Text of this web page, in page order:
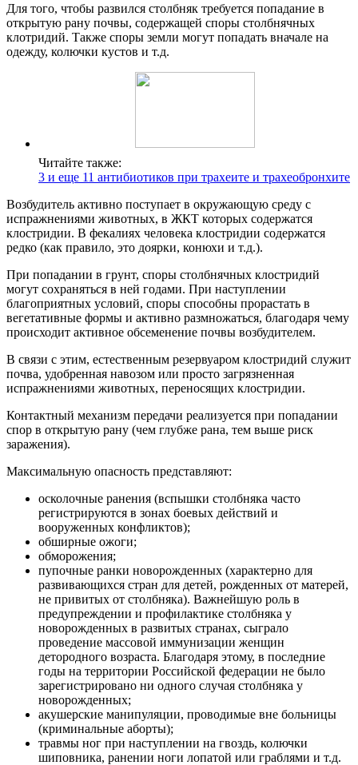
Для того, чтобы развился столбняк требуется попадание в
открытую рану почвы, содержащей споры столбнячных
клотридий. Также споры земли могут попадать вначале на
одежду, колючки кустов и т.д.
Читайте также:
3 и еще 11 антибиотиков при трахеите и трахеобронхите
Возбудитель активно поступает в окружающую среду с
испражнениями животных, в ЖКТ которых содержатся
клостридии. В фекалиях человека клостридии содержатся
редко (как правило, это доярки, конюхи и т.д.).
При попадании в грунт, споры столбнячных клостридий
могут сохраняться в ней годами. При наступлении
благоприятных условий, споры способны прорастать в
вегетативные формы и активно размножаться, благодаря чему
происходит активное обсеменение почвы возбудителем.
В связи с этим, естественным резервуаром клостридий служит
почва, удобренная навозом или просто загрязненная
испражнениями животных, переносящих клостридии.
Контактный механизм передачи реализуется при попадании
спор в открытую рану (чем глубже рана, тем выше риск
заражения).
Максимальную опасность представляют:
осколочные ранения (вспышки столбняка часто
регистрируются в зонах боевых действий и
вооруженных конфликтов);
обширные ожоги;
обморожения;
пупочные ранки новорожденных (характерно для
развивающихся стран для детей, рожденных от матерей,
не привитых от столбняка). Важнейшую роль в
предупреждении и профилактике столбняка у
новорожденных в развитых странах, сыграло
проведение массовой иммунизации женщин
детородного возраста. Благодаря этому, в последние
годы на территории Российской федерации не было
зарегистрировано ни одного случая столбняка у
новорожденных;
акушерские манипуляции, проводимые вне больницы
(криминальные аборты);
травмы ног при наступлении на гвоздь, колючки
шиповника, ранении ноги лопатой или граблями и т.д.